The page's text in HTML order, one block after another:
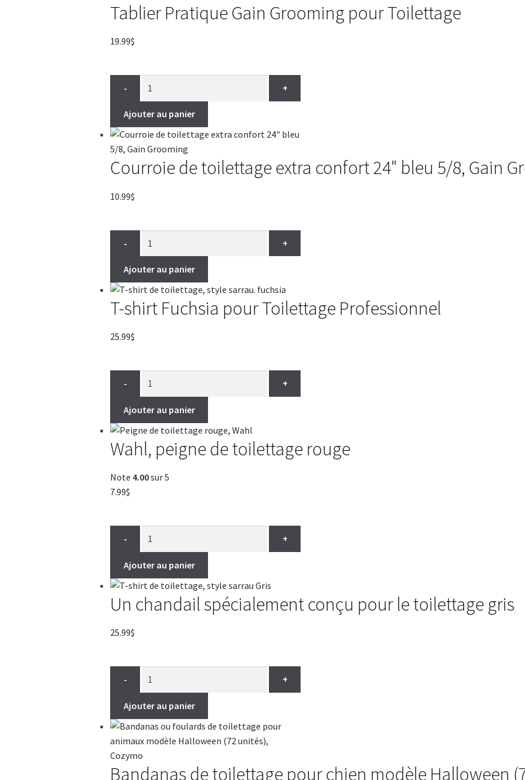
Tablier Pratique Gain Grooming pour Toilettage
19.99$
- +
Ajouter au panier
Courroie de toilettage extra confort 24" bleu 5/8, Gain
10.99$
- +
Ajouter au panier
T-shirt Fuchsia pour Toilettage Professionnel
25.99$
- +
Ajouter au panier
Wahl, peigne de toilettage rouge
Note 4.00sur 5
7.99$
- +
Ajouter au panier
Un chandail spécialement conçu pour le toilettage gris
25.99$
- +
Ajouter au panier
Bandanas de toilettage pour chien modèle Halloween